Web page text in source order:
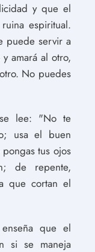
y que el
espiritual.
puede servir a
amará al otro,
No puedes
lee: "No te
usa el buen
tus ojos
de repente,
que cortan el
que el
si se maneja